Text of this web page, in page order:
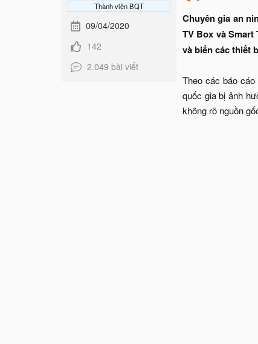
Thành viên BQT
09/04/2020
142
2.049 bài viết
Chuyên gia an
TV Box và
và biến các thiết
Theo các báo
quốc gia bị ảnh
không rõ nguồn